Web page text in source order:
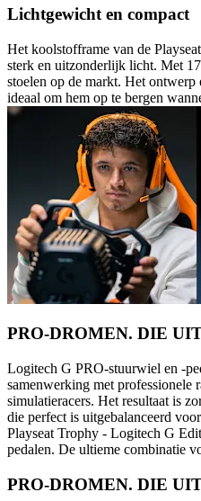
Lichtgewicht en compact
Het koolstofframe van de
sterk en uitzonderlijk licht. Met
stoelen op de markt. Het
ideaal om hem op te bergen
PRO-DROMEN. DIE
Logitech G PRO-stuurwiel en -
samenwerking met professionele
simulatieracers. Het resultaat is
die perfect is uitgebalanceerd
Playseat Trophy - Logitech G
pedalen. De ultieme combinatie
PRO-DROMEN. DIE